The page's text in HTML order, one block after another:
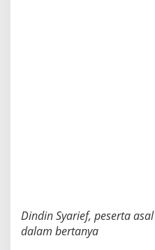
Dindin Syarief, peserta
dalam bertanya